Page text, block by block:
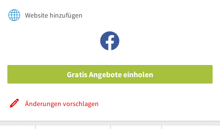
Website hinzufügen
Gratis Angebote einholen
Änderungen vorschlagen